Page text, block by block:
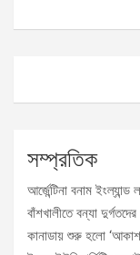
সম্প্রতিক
আর্জেন্টিনা বনাম
বাঁশখালীতে বন্যা
কানাডায় শুরু হলো ‘আকাশ